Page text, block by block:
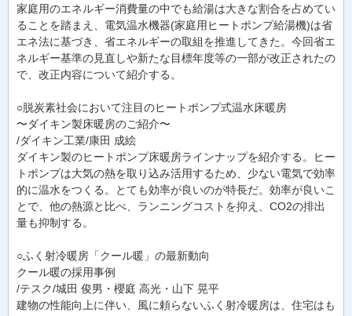
家庭用のエネルギー消費量の中でも給湯は大きな割合を占めてい
ることを踏まえ、電気温水機器(家庭用ヒートポンプ給湯機)は省
エネ法に基づき、省エネルギーの取組を推進してきた。今回省エ
ネルギー基準の見直しや新たな目標年度等の一部が改正されたの
で、改正内容について紹介する。
○脱炭素社会において注目のヒートポンプ式温水床暖房
〜ダイキン製床暖房のご紹介〜
/ダイキン工業/康田 成絵
ダイキン製のヒートポンプ床暖房ラインナップを紹介する。ヒー
トポンプは大気の熱を取り込み活用するため、少ない電気で効率
的に温水をつくる。とても効率が良いのが特長だ。効率が良いこ
とで、他の熱源と比べ、ランニングコストを抑え、CO2の排出
量も抑制する。
○ふく射冷暖房「クール暖」の最新動向
クール暖の採用事例
/テスク/城田 俊男・櫻庭 高光・山下 晃平
建物の性能向上に伴い、風に頼らないふく射冷暖房は、住宅はも